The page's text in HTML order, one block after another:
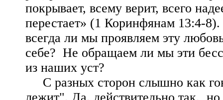
покрывает, всему верит, всего
перестает» (1 Коринфянам 13:4-
всегда ли мы проявляем эту
себе? Не обращаем ли мы эти
из наших уст?
С разных сторон слышно как
лежит". Да, действительно так,